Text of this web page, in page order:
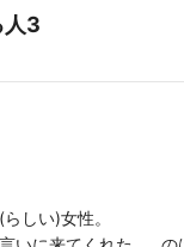
人3
しい)女性。